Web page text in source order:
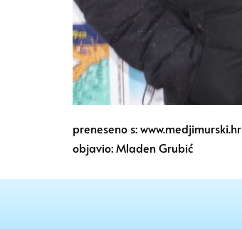
preneseno s: www.medjimurski.hr
objavio: Mladen Grubić